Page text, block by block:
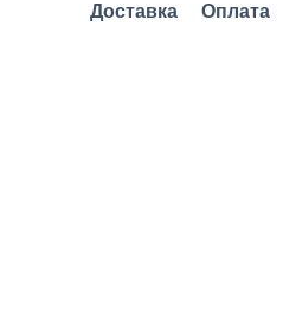
Доставка Оплата